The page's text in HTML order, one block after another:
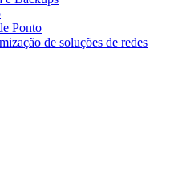
Ponto
de soluções de redes